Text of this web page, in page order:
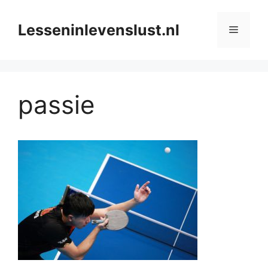
naarLesseninlevenslust.nl Menu
passie